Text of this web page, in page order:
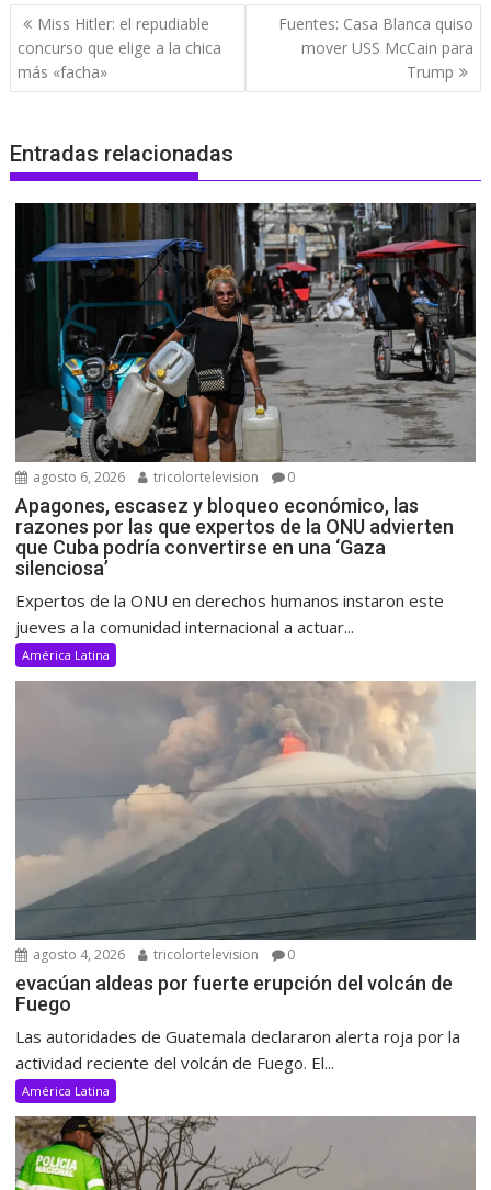
Navegación
de
entradas
Miss Hitler: el repudiable
concurso que elige a la chica
más «facha»
Fuentes: Casa Blanca quiso
mover USS McCain para
Trump
Entradas relacionadas
agosto 6, 2026 tricolortelevision 0
Apagones, escasez y bloqueo económico, las
razones por las que expertos de la ONU advierten
que Cuba podría convertirse en una ‘Gaza
silenciosa’
Expertos de la ONU en derechos humanos instaron este
jueves a la comunidad internacional a actuar...
América Latina
agosto 4, 2026 tricolortelevision 0
evacúan aldeas por fuerte erupción del volcán de
Fuego
Las autoridades de Guatemala declararon alerta roja por la
actividad reciente del volcán de Fuego. El...
América Latina